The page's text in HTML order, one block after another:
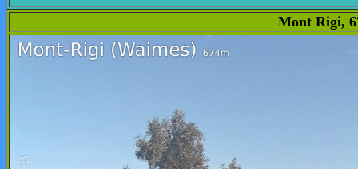
Mont Rigi,